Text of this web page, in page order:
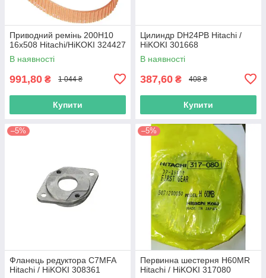
Приводний ремінь 200Н10
16х508 Hitachi/HiKOKI 324427
В наявності
991,80 ₴ 1 044 ₴
Купити
Цилиндр DH24PB Hitachi /
HiKOKI 301668
В наявності
387,60 ₴ 408 ₴
Купити
–5%
Фланець редуктора C7MFA
Hitachi / HiKOKI 308361
–5%
Первинна шестерня H60MR
Hitachi / HiKOKI 317080